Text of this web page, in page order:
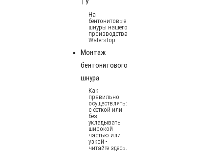
ТУ
На
бентонитовые
шнуры нашего
производства
Waterstop
Монтаж
бентонитового
шнура
Как
правильно
осуществлять:
с сеткой или
без,
укладывать
широкой
частью или
узкой -
читайте здесь.